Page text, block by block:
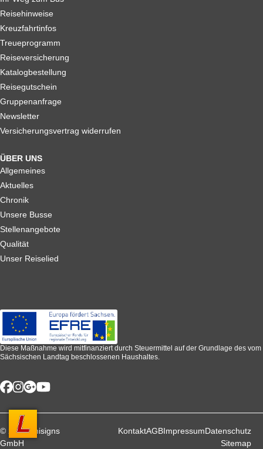
Reisehinweise
Kreuzfahrtinfos
Treueprogramm
Reiseversicherung
Katalogbestellung
Reisegutschein
Gruppenanfrage
Newsletter
Versicherungsvertrag widerrufen
ÜBER UNS
Allgemeines
Aktuelles
Chronik
Unsere Busse
Stellenangebote
Qualität
Unser Reiselied
Diese Maßnahme wird mitfinanziert durch Steuermittel auf der Grundlage des vom
Sächsischen Landtag beschlossenen Haushaltes.
© 2026 unisigns
GmbH
KontaktAGBImpressumDatenschutz
Sitemap